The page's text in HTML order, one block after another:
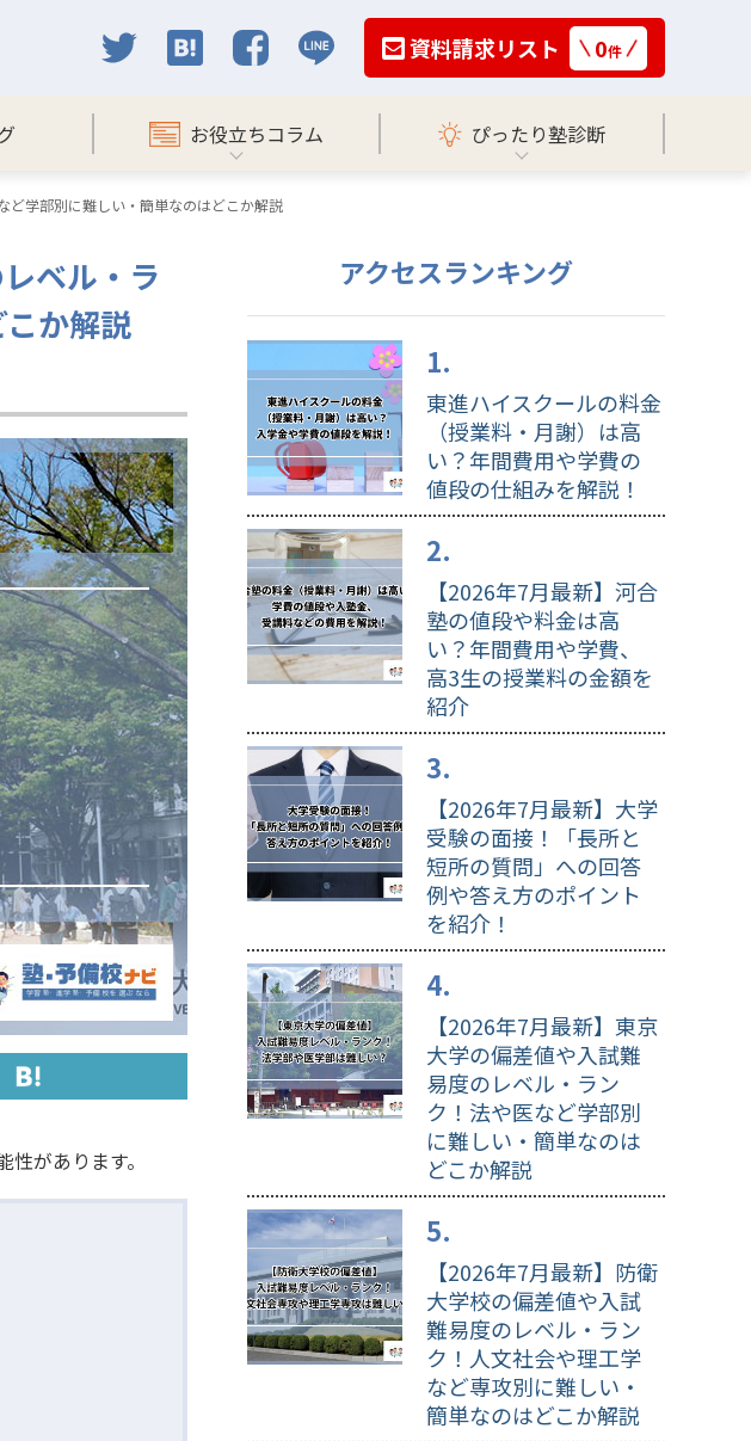
資料請求リスト 0件
お役立ちコラム ぴったり塾診断
ど学部別に難しい・簡単なのはどこか解説
ベル・ラ
か解説
があります。
アクセスランキング
東進ハイスクールの料金
（授業料・月謝）は高
い？年間費用や学費の
値段の仕組みを解説！
【2026年7月最新】河合
塾の値段や料金は高
い？年間費用や学費、
高3生の授業料の金額を
紹介
【2026年7月最新】大学
受験の面接！「長所と
短所の質問」への回答
例や答え方のポイント
を紹介！
【2026年7月最新】東京
大学の偏差値や入試難
易度のレベル・ラン
ク！法や医など学部別
に難しい・簡単なのは
どこか解説
【2026年7月最新】防衛
大学校の偏差値や入試
難易度のレベル・ラン
ク！人文社会や理工学
など専攻別に難しい・
簡単なのはどこか解説